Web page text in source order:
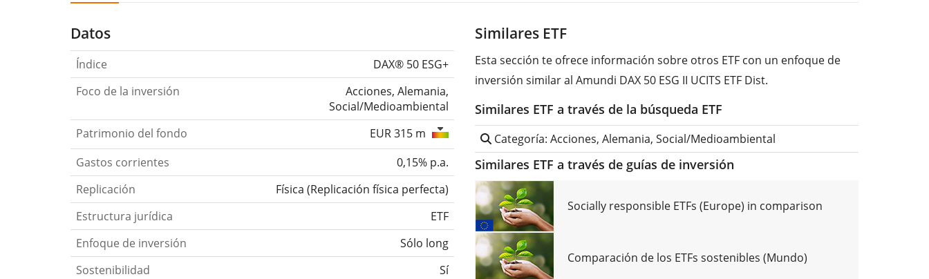
Datos
Índice
DAX® 50 ESG+
Foco de la inversión
Acciones, Alemania,
Social/Medioambiental
Patrimonio del fondo
EUR 315 m
Gastos corrientes
0,15% p.a.
Replicación
Física (Replicación física perfecta)
Estructura jurídica
ETF
Enfoque de inversión
Sólo long
Sostenibilidad
Sí
Similares ETF
Esta sección te ofrece información sobre otros ETF con un enfoque de
inversión similar al Amundi DAX 50 ESG II UCITS ETF Dist.
Similares ETF a través de la búsqueda ETF
Categoría: Acciones, Alemania, Social/Medioambiental
Similares ETF a través de guías de inversión
Socially responsible ETFs (Europe) in comparison
Comparación de los ETFs sostenibles (Mundo)